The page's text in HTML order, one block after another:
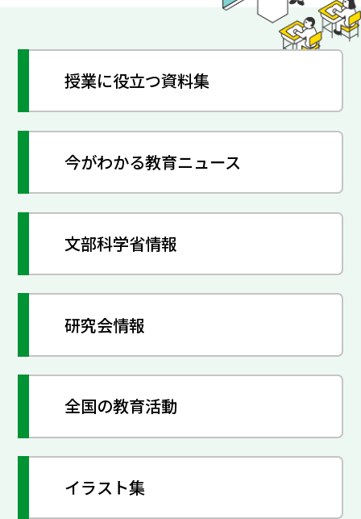
授業に役立つ資料集
今がわかる教育ニュース
文部科学省情報
研究会情報
全国の教育活動
イラスト集